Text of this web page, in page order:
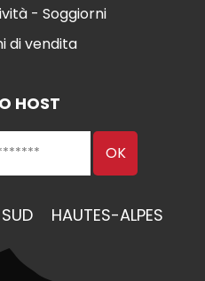
- Soggiorni
di vendita
HOST
HAUTES-ALPES